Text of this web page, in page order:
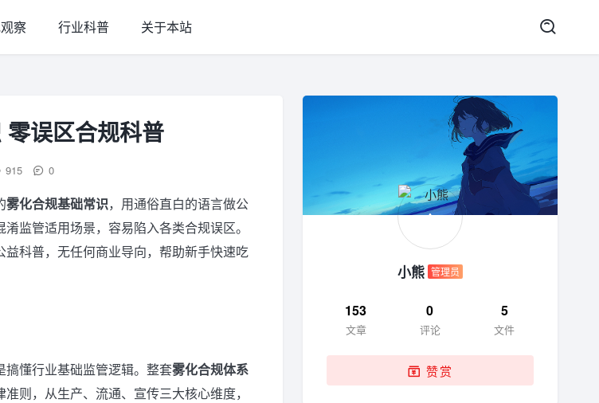
察 行业科普 关于本站
误区合规科普
915 0
雾化合规基础常识，用通俗直白的语言做公
监管适用场景，容易陷入各类合规误区。
科普，无任何商业导向，帮助新手快速吃
搞懂行业基础监管逻辑。整套雾化合规体系
则，从生产、流通、宣传三大核心维度，
小熊 管理员
153
文章
0
评论
5
文件
赞赏